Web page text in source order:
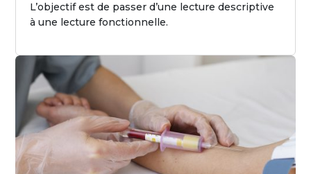
L’objectif est de passer d’une lecture descriptive
à une lecture fonctionnelle.